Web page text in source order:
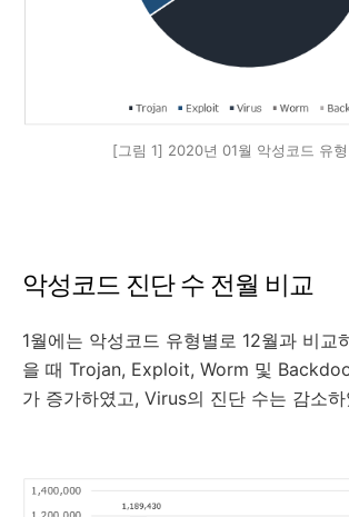
[그림 1] 2020년 01월 악성코드 유
악성코드 진단 수 전월 비교
1월에는 악성코드 유형별로 12월과 비교
을 때 Trojan, Exploit, Worm 및
가 증가하였고, Virus의 진단 수는 감소하